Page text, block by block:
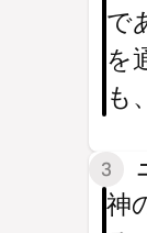
で
を
も
3
神